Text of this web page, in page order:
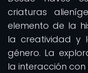
criaturas
elemento de la
la creatividad y
género. La
la interacción con